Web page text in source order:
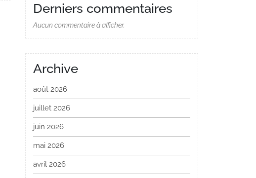
Derniers commentaires
Aucun commentaire à afficher.
Archive
août 2026
juillet 2026
juin 2026
mai 2026
avril 2026